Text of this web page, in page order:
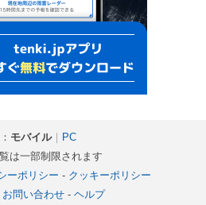
モバイル｜ PC
は一部制限されます
ーポリシー - クッキーポリシー
お問い合わせ- ヘルプ